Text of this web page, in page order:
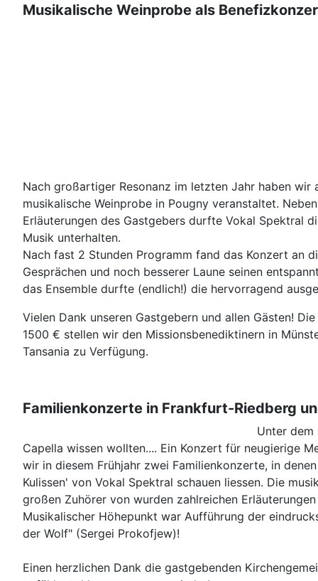
Musikalische Weinprobe als
Nach großartiger Resonanz im letzten Jahr haben wir
musikalische Weinprobe in Pougny veranstaltet.
Erläuterungen des Gastgebers durfte Vokal Spektral
Musik unterhalten.
Nach fast 2 Stunden Programm fand das Konzert an
Gesprächen und noch besserer Laune seinen
das Ensemble durfte (endlich!) die hervorragend
Vielen Dank unseren Gastgebern und allen Gästen!
1500 € stellen wir den Missionsbenediktinern in
Tansania zu Verfügung.
Familienkonzerte in Frankfurt-Riedberg
Unter dem
Capella wissen wollten.... Ein Konzert für neugierige
wir in diesem Frühjahr zwei Familienkonzerte, in
Kulissen' von Vokal Spektral schauen liessen. Die
großen Zuhörer von wurden zahlreichen
Musikalischer Höhepunkt war Aufführung der
der Wolf" (Sergei Prokofjew)!
Einen herzlichen Dank die gastgebenden